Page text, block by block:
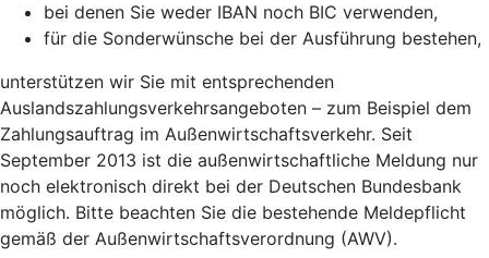
bei denen Sie weder IBAN noch BIC verwenden,
für die Sonderwünsche bei der Ausführung bestehen,
unterstützen wir Sie mit entsprechenden
Auslandszahlungsverkehrsangeboten – zum Beispiel dem
Zahlungsauftrag im Außenwirtschaftsverkehr. Seit
September 2013 ist die außenwirtschaftliche Meldung nur
noch elektronisch direkt bei der Deutschen Bundesbank
möglich. Bitte beachten Sie die bestehende Meldepflicht
gemäß der Außenwirtschaftsverordnung (AWV).